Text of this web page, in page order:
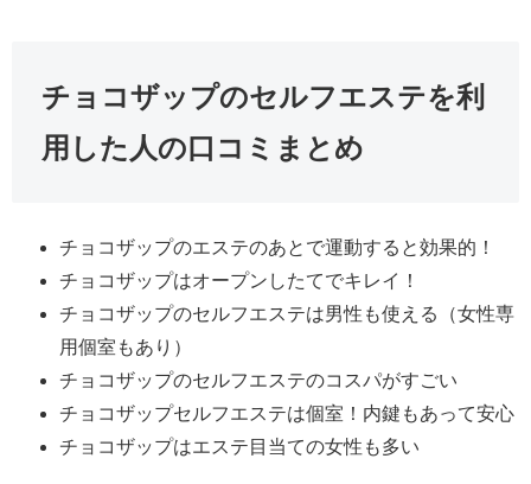
チョコザップのセルフエステを利
用した人の口コミまとめ
チョコザップのエステのあとで運動すると効果的！
チョコザップはオープンしたてでキレイ！
チョコザップのセルフエステは男性も使える（女性専
用個室もあり）
チョコザップのセルフエステのコスパがすごい
チョコザップセルフエステは個室！内鍵もあって安心
チョコザップはエステ目当ての女性も多い